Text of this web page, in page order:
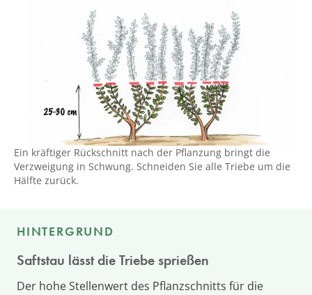
Ein kräftiger Rückschnitt nach der Pflanzung bringt die
Verzweigung in Schwung. Schneiden Sie alle Triebe um die
Hälfte zurück.
HINTERGRUND
Saftstau lässt die Triebe sprießen
Der hohe Stellenwert des Pflanzschnitts für die